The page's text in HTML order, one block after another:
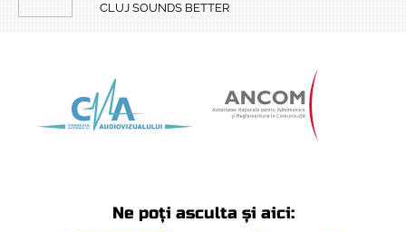
CLUJ SOUNDS BETTER
Ne poți asculta și aici: